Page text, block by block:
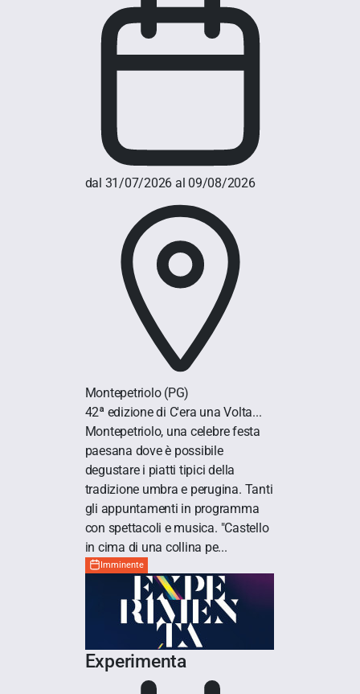
dal 31/07/2026 al 09/08/2026
Montepetriolo (PG)
42ª edizione di C'era una Volta...
Montepetriolo, una celebre festa
paesana dove è possibile
degustare i piatti tipici della
tradizione umbra e perugina. Tanti
gli appuntamenti in programma
con spettacoli e musica. "Castello
in cima di una collina pe...
Imminente
Experimenta